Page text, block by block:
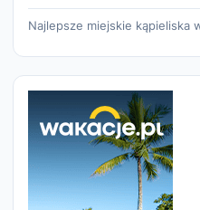
Najlepsze miejskie kąpieliska